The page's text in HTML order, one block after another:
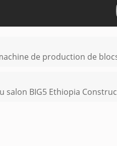
de production de
BIG5 Ethiopia